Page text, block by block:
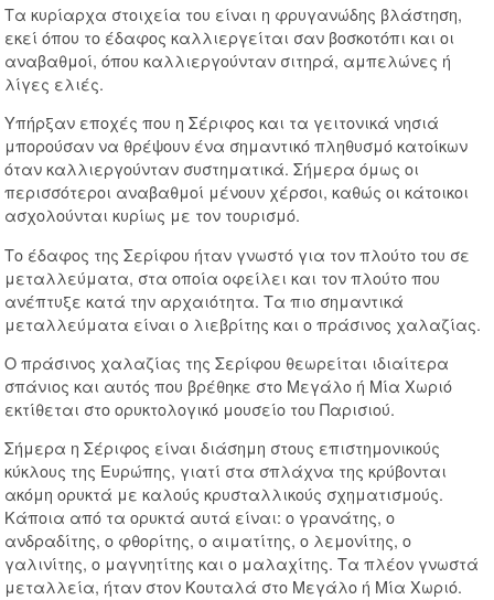
Τα κυρίαρχα στοιχεία του είναι η φρυγανώδης βλάστηση,
εκεί όπου το έδαφος καλλιεργείται σαν βοσκοτόπι και οι
αναβαθμοί, όπου καλλιεργούνταν σιτηρά, αμπελώνες ή
λίγες ελιές.
Υπήρξαν εποχές που η Σέριφος και τα γειτονικά νησιά
μπορούσαν να θρέψουν ένα σημαντικό πληθυσμό κατοίκων
όταν καλλιεργούνταν συστηματικά. Σήμερα όμως οι
περισσότεροι αναβαθμοί μένουν χέρσοι, καθώς οι κάτοικοι
ασχολούνται κυρίως με τον τουρισμό.
Το έδαφος της Σερίφου ήταν γνωστό για τον πλούτο του σε
μεταλλεύματα, στα οποία οφείλει και τον πλούτο που
ανέπτυξε κατά την αρχαιότητα. Τα πιο σημαντικά
μεταλλεύματα είναι ο λιεβρίτης και ο πράσινος χαλαζίας.
Ο πράσινος χαλαζίας της Σερίφου θεωρείται ιδιαίτερα
σπάνιος και αυτός που βρέθηκε στο Μεγάλο ή Μία Χωριό
εκτίθεται στο ορυκτολογικό μουσείο του Παρισιού.
Σήμερα η Σέριφος είναι διάσημη στους επιστημονικούς
κύκλους της Ευρώπης, γιατί στα σπλάχνα της κρύβονται
ακόμη ορυκτά με καλούς κρυσταλλικούς σχηματισμούς.
Κάποια από τα ορυκτά αυτά είναι: ο γρανάτης, ο
ανδραδίτης, ο φθορίτης, ο αιματίτης, ο λεμονίτης, ο
γαλινίτης, ο μαγνητίτης και ο μαλαχίτης. Τα πλέον γνωστά
μεταλλεία, ήταν στον Κουταλά στο Μεγάλο ή Μία Χωριό.